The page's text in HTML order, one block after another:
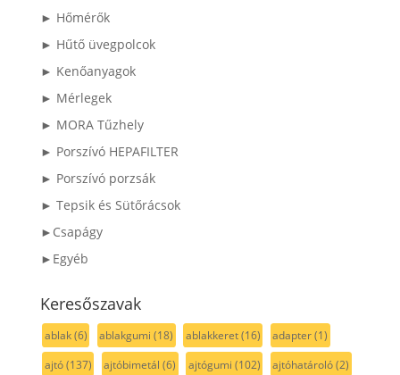
► Hőmérők
► Hűtő üvegpolcok
► Kenőanyagok
► Mérlegek
► MORA Tűzhely
► Porszívó HEPAFILTER
► Porszívó porzsák
► Tepsik és Sütőrácsok
►Csapágy
►Egyéb
Keresőszavak
ablak(6) ablakgumi (18) ablakkeret(16) adapter(1)
ajtó(137) ajtóbimetál (6) ajtógumi (102) ajtóhatároló(2)